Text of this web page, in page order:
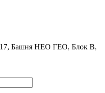
17, Башня НЕО ГЕО, Блок В,